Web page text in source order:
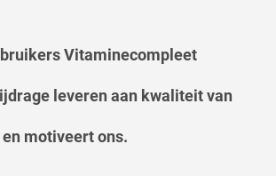
Vitaminecompleet
leveren aan kwaliteit van
motiveert ons.